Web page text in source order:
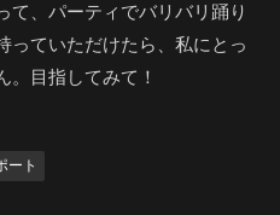
て、パーティでバリバリ踊り
っていただけたら、私にとっ
。目指してみて！
ート